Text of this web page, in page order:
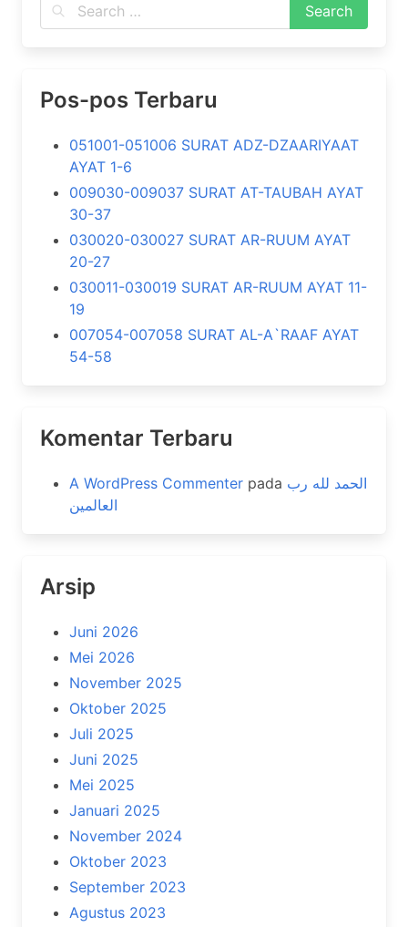
Pos-pos Terbaru
051001-051006 SURAT ADZ-DZAARIYAAT
AYAT 1-6
009030-009037 SURAT AT-TAUBAH AYAT
30-37
030020-030027 SURAT AR-RUUM AYAT
20-27
030011-030019 SURAT AR-RUUM AYAT 11-
19
007054-007058 SURAT AL-A`RAAF AYAT
54-58
Komentar Terbaru
A WordPress Commenter pada الحمد لله رب
العالمين
Arsip
Juni 2026
Mei 2026
November 2025
Oktober 2025
Juli 2025
Juni 2025
Mei 2025
Januari 2025
November 2024
Oktober 2023
September 2023
Agustus 2023